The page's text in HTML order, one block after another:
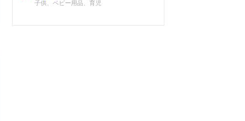
子供、ベビー用品、育児